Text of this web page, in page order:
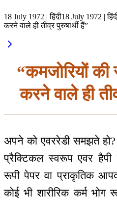
18 July 1972 | हिंदी18 July 1972 |
करने वाले ही तीव्र पुरुषार्थी हैं”
“कमजोरियों की
करने वाले ही
अपने को एवररेडी समझते हो?
प्रैक्टिकल स्वरूप एवर हैपी
रूपी पेपर वा प्राकृतिक
कोई भी शारीरिक कर्म